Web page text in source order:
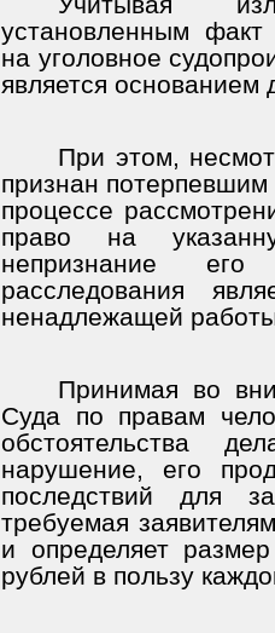
установленным
на уголовное
является основанием
При этом,
признан потерпевшим
процессе
право на
непризнание
расследования
ненадлежащей
Принимая во
Суда по правам
обстоятельства
нарушение, его
последствий для
требуемая
и определяет
рублей в пользу